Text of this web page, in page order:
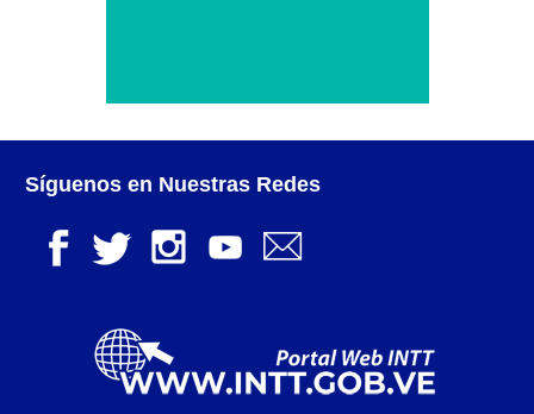
Registro Original de Licencia de Conducir Tercer
Registro Original de Licencia para Conducir Cuarto
Grado (4°).
Síguenos en Nuestras Redes